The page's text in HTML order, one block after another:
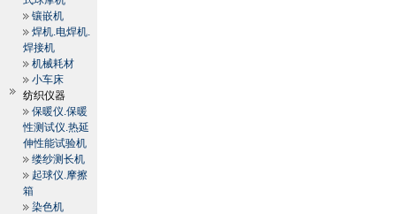
镶嵌机
焊机.电焊机.
焊接机
机械耗材
小车床
纺织仪器
保暖仪.保暖
性测试仪.热延
伸性能试验机
缕纱测长机
起球仪.摩擦
箱
染色机